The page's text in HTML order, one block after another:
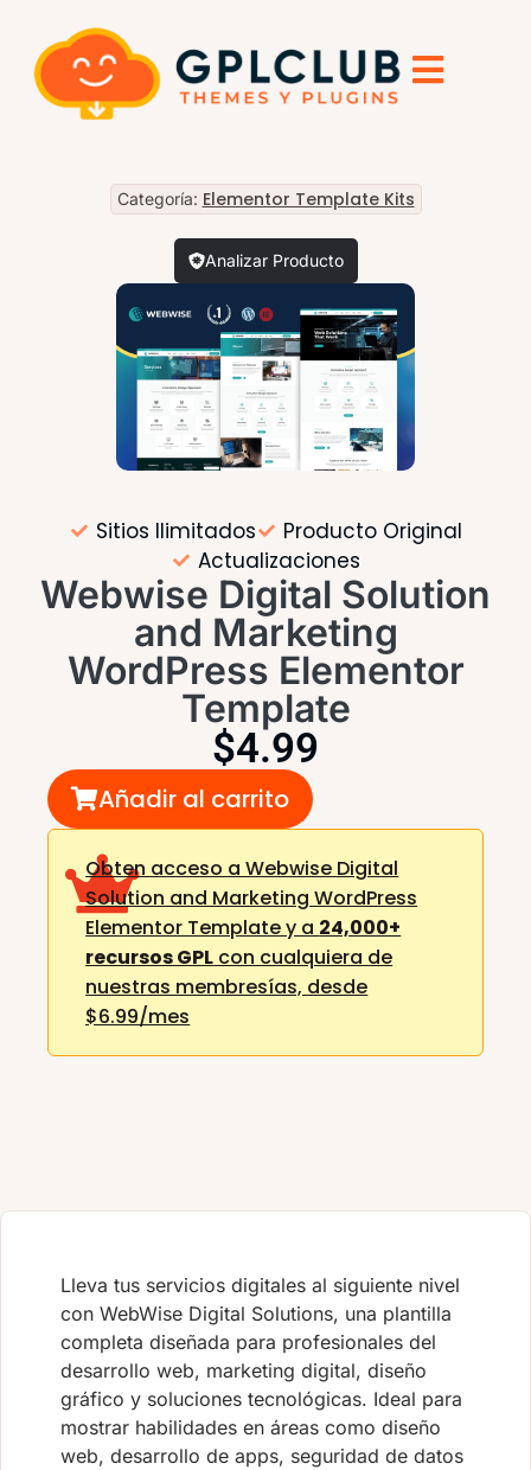
Categoría: Elementor Template Kits
Analizar Producto
Sitios Ilimitados
Producto Original
Actualizaciones
Webwise Digital Solution
and Marketing
WordPress Elementor
Template
$4.99
Añadir al carrito
Obten acceso a Webwise Digital
Solution and Marketing WordPress
Elementor Template y a 24,000+
recursos GPL con cualquiera de
nuestras membresías, desde
$6.99/mes
Lleva tus servicios digitales al siguiente nivel
con WebWise Digital Solutions, una plantilla
completa diseñada para profesionales del
desarrollo web, marketing digital, diseño
gráfico y soluciones tecnológicas. Ideal para
mostrar habilidades en áreas como diseño
web, desarrollo de apps, seguridad de datos